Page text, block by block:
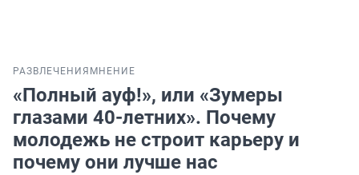
РАЗВЛЕЧЕНИЯ МНЕНИЕ
«Полный ауф!», или «Зумеры
глазами 40-летних». Почему
молодежь не строит карьеру и
почему они лучше нас